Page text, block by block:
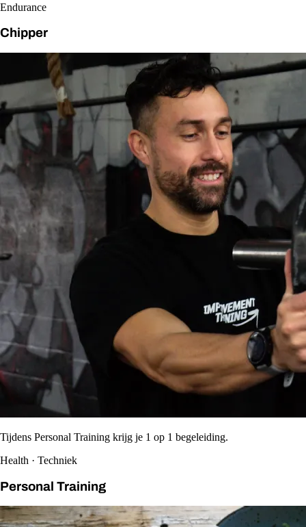
Endurance
Chipper
Tijdens Personal Training krijg je 1 op 1 begeleiding.
Health · Techniek
Personal Training